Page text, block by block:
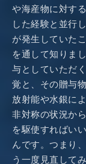
や海産物に対す
した経験と並行
が発生していた
を通して知りま
与としていただ
覚と、その贈与
放射能や水銀に
非対称の状況か
を駆使すればい
んです。つまり
う一度見直して